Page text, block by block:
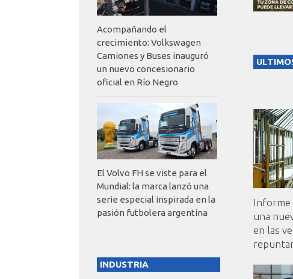
Informe
una
en las
Acompañando el
crecimiento: Volkswagen
Camiones y Buses inauguró
un nuevo concesionario
oficial en Río Negro
El Volvo FH se viste para el
Mundial: la marca lanzó una
serie especial inspirada en la
pasión futbolera argentina
INDUSTRIA